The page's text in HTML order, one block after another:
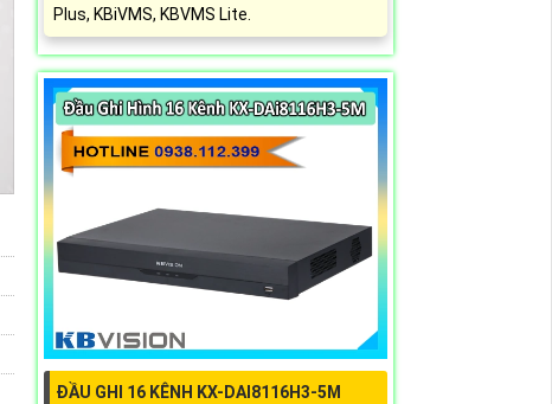
Plus, KBiVMS, KBVMS Lite.
ĐẦU GHI 16 KÊNH KX-DAI8116H3-5M